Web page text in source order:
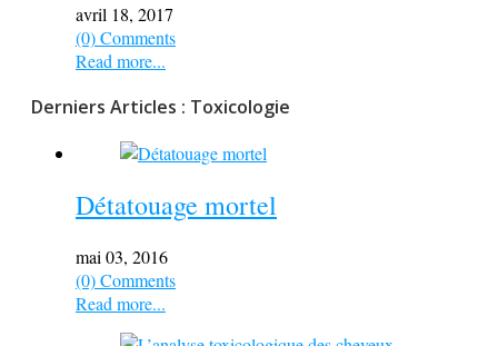
avril 18, 2017
(0) Comments
Read more...
Derniers Articles : Toxicologie
Détatouage mortel
mai 03, 2016
(0) Comments
Read more...